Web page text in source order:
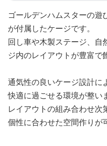
ゴールデンハムスターの遊
が付属したケージです。
回し車や木製ステージ、自
ジ内のレイアウトが豊富で
通気性の良いケージ設計に
快適に過ごせる環境が整い
レイアウトの組み合わせ
個性に合わせた空間作りが